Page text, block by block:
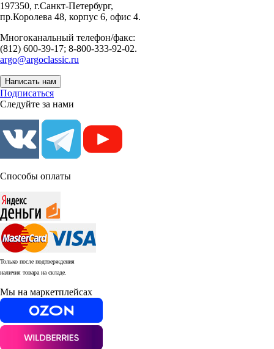
197350, г.Санкт-Петербург,
пр.Королева 48, корпус 6, офис 4.
Многоканальный телефон/факс:
(812) 600-39-17; 8-800-333-92-02.
argo@argoclassic.ru
Написать нам
Подписаться
Следуйте за нами
Способы оплаты
Только после подтверждения
наличия товара на складе.
Мы на маркетплейсах